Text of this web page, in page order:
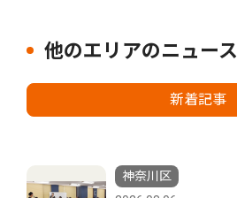
他のエリアのニュース
新着記事
神奈川区